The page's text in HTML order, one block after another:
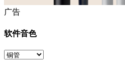
广告
软件音色